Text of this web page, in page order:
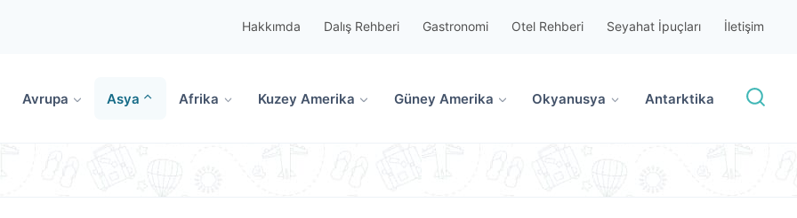
Hakkımda Dalış Rehberi Gastronomi Otel Rehberi Seyahat İpuçları İletişim
Avrupa Asya Afrika Kuzey Amerika Güney Amerika Okyanusya Antarktika